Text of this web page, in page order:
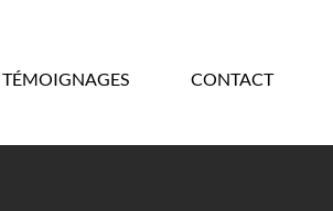
TÉMOIGNAGES CONTACT